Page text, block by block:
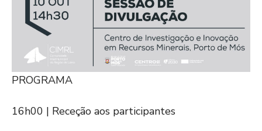
PROGRAMA
16h00 | Receção aos participantes